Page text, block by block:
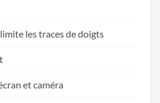
les traces de doigts
et caméra